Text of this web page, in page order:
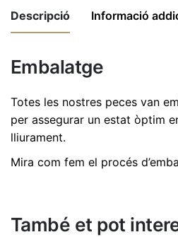
Ref.
Descripció Informació
Embalatge
Totes les nostres peces van
per assegurar un estat òptim
lliurament.
Mira com fem el procés
Dimensions 3,5 cm
de 20 cm | Ref. 5237"
L'adreça electrònica no es
També et pot